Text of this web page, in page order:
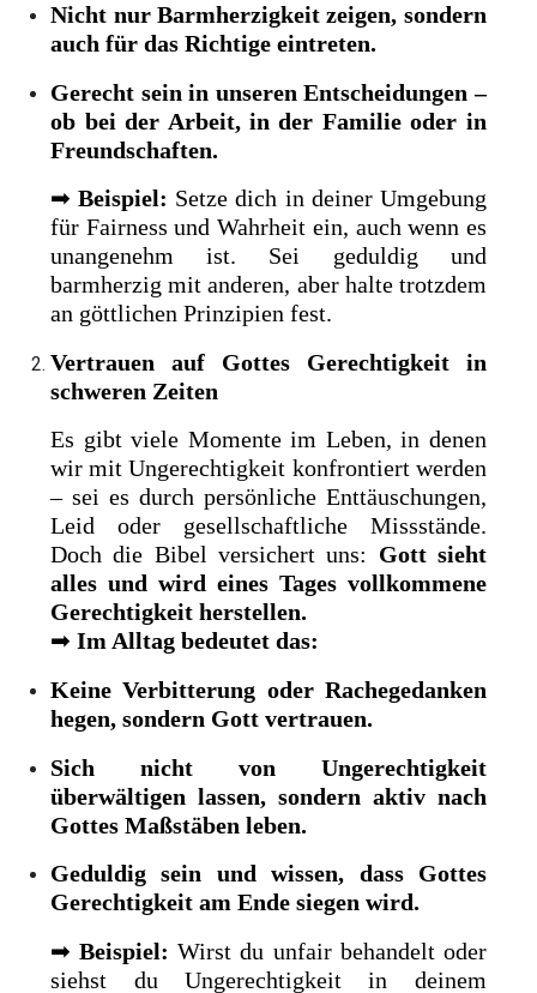
Nicht nur Barmherzigkeit zeigen, sondern
auch für das Richtige eintreten.
Gerecht sein in unseren Entscheidungen –
ob bei der Arbeit, in der Familie oder in
Freundschaften.
➡Beispiel: Setze dich in deiner Umgebung
für Fairness und Wahrheit ein, auch wenn es
unangenehm ist. Sei geduldig und
barmherzig mit anderen, aber halte trotzdem
an göttlichen Prinzipien fest.
Vertrauen auf Gottes Gerechtigkeit in
schweren Zeiten
Es gibt viele Momente im Leben, in denen
wir mit Ungerechtigkeit konfrontiert werden
– sei es durch persönliche Enttäuschungen,
Leid oder gesellschaftliche Missstände.
Doch die Bibel versichert uns: Gott sieht
alles und wird eines Tages vollkommene
Gerechtigkeit herstellen.
➡Im Alltag bedeutet das:
Keine Verbitterung oder Rachegedanken
hegen, sondern Gott vertrauen.
Sich nicht von Ungerechtigkeit
überwältigen lassen, sondern aktiv nach
Gottes Maßstäben leben.
Geduldig sein und wissen, dass Gottes
Gerechtigkeit am Ende siegen wird.
➡Beispiel: Wirst du unfair behandelt oder
siehst du Ungerechtigkeit in deinem